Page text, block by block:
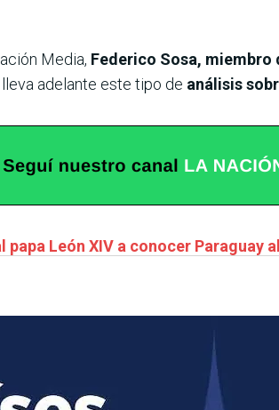
Media, Federico Sosa, miembro
adelante este tipo de análisis
papa León XIV a conocer